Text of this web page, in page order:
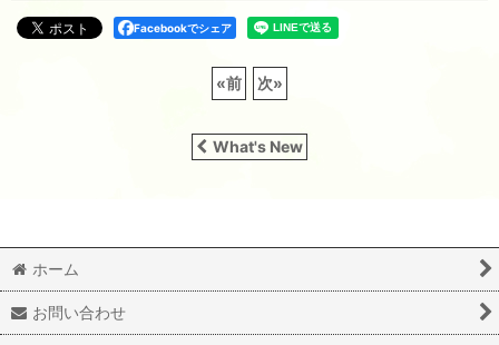
Facebookでシェア
«前 次»
What's New
ホーム
お問い合わせ